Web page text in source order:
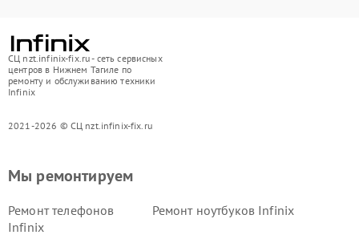
СЦ nzt.infinix-fix.ru - сеть сервисных
центров в Нижнем Тагиле по
ремонту и обслуживанию техники
Infinix
2021-2026 © СЦ nzt.infinix-fix.ru
Мы ремонтируем
Ремонт телефонов
Infinix
Ремонт ноутбуков Infinix